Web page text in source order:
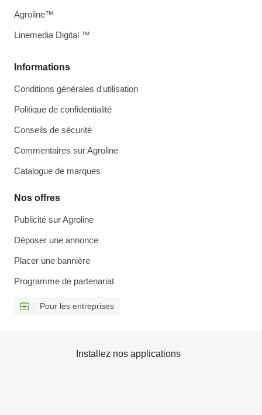
Informations
Conditions générales d'utilisation
Politique de confidentialité
Conseils de sécurité
Commentaires sur Agroline
Catalogue de marques
Nos offres
Publicité sur Agroline
Déposer une annonce
Placer une bannière
Programme de partenariat
Pour les entreprises
Agroline™
Linemedia Digital ™
Installez nos applications